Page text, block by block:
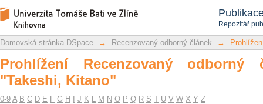
Repozitář
Prohlížení Recenzovaný odborný
Repozitář DSpace/Manakin
Domovská stránka DSpace → Recenzovaný odborný článek →
Prohlížení Recenzovaný
"Takeshi, Kitano"
0-9 A B C D E F G H J K L M N O P Q R S T U V W X Y Z